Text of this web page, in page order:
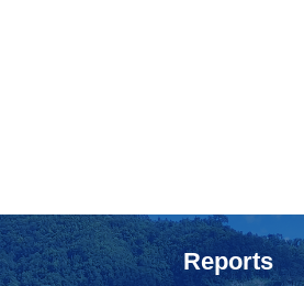
Reports